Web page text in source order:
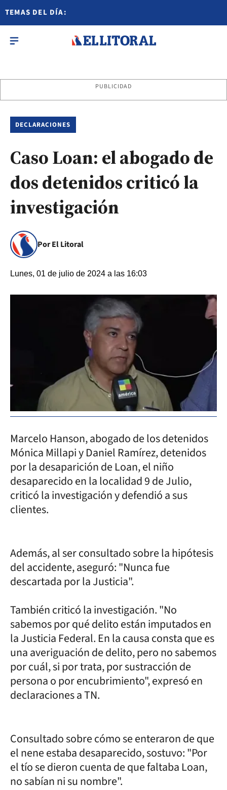
TEMAS DEL DÍA:
PUBLICIDAD
DECLARACIONES
Caso Loan: el abogado de
dos detenidos criticó la
investigación
Por El Litoral
Lunes, 01 de julio de 2024 a las 16:03
Marcelo Hanson, abogado de los detenidos
Mónica Millapi y Daniel Ramírez, detenidos
por la desaparición de Loan, el niño
desaparecido en la localidad 9 de Julio,
criticó la investigación y defendió a sus
clientes.
Además, al ser consultado sobre la hipótesis
del accidente, aseguró: "Nunca fue
descartada por la Justicia".
También criticó la investigación. "No
sabemos por qué delito están imputados en
la Justicia Federal. En la causa consta que es
una averiguación de delito, pero no sabemos
por cuál, si por trata, por sustracción de
persona o por encubrimiento", expresó en
declaraciones a TN.
Consultado sobre cómo se enteraron de que
el nene estaba desaparecido, sostuvo: "Por
el tío se dieron cuenta de que faltaba Loan,
no sabían ni su nombre".